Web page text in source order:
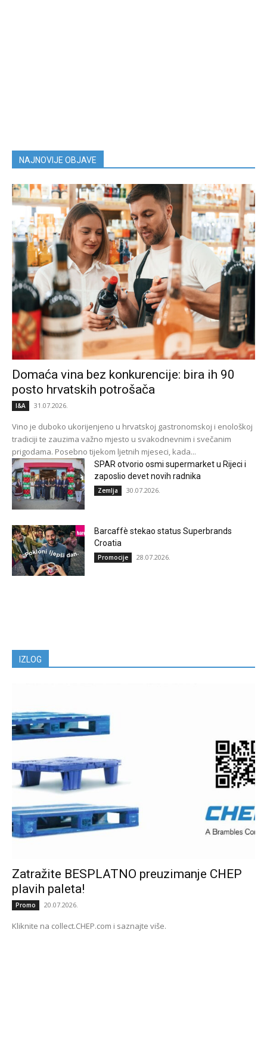
NAJNOVIJE OBJAVE
Domaća vina bez konkurencije: bira ih 90
posto hrvatskih potrošača
I&A 31.07.2026.
Vino je duboko ukorijenjeno u hrvatskoj gastronomskoj i enološkoj
tradiciji te zauzima važno mjesto u svakodnevnim i svečanim
prigodama. Posebno tijekom ljetnih mjeseci, kada...
SPAR otvorio osmi supermarket u Rijeci i
zaposlio devet novih radnika
Zemlja 30.07.2026.
Barcaffè stekao status Superbrands
Croatia
Promocije 28.07.2026.
IZLOG
Zatražite BESPLATNO preuzimanje CHEP
plavih paleta!
Promo 20.07.2026.
Kliknite na collect.CHEP.com i saznajte više.